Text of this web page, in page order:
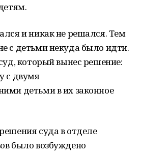
и никак не решался. Тем
с детьми некуда было идти.
который вынес решение:
с двумя
детьми в их законное
суда в отделе
было возбуждено